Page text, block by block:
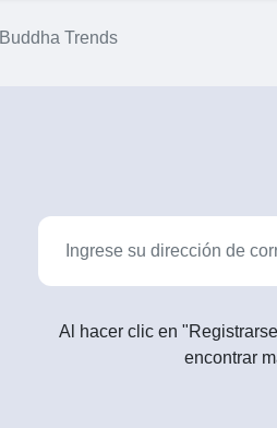
Buddha Trends
Al hacer clic en
encontrar